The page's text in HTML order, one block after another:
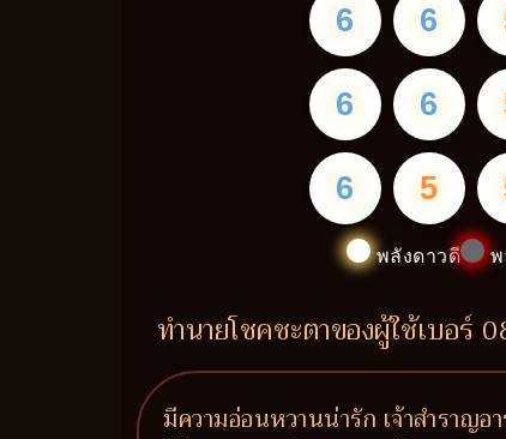
6 6
6 6
6 5
พลังดาวดี พ
ทำนายโชคชะตาของผู้ใช้เบอร์
มีความอ่อนหวานน่ารัก เจ้าสำราญ